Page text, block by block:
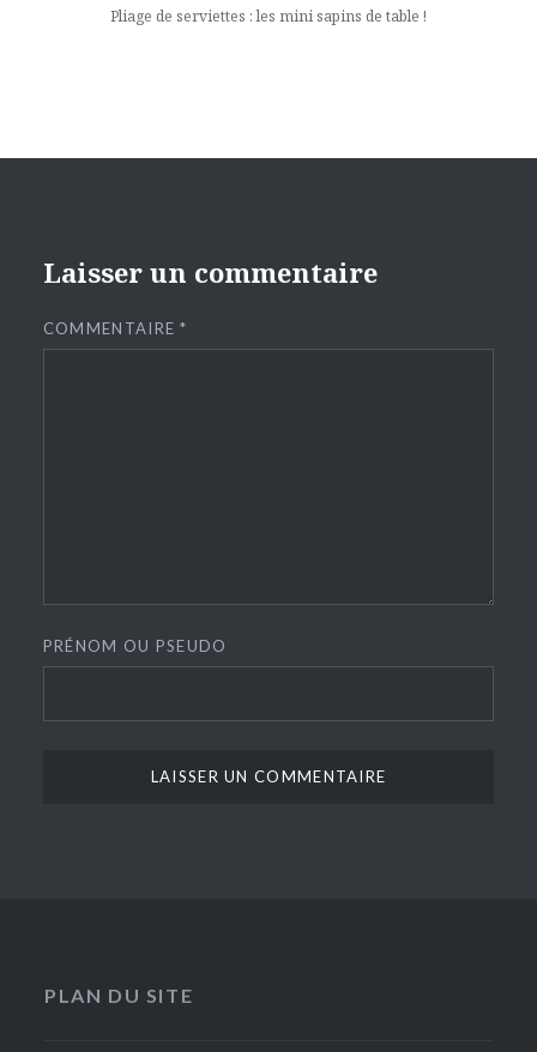
l’articlePliage de serviettes : les mini sapins de table !
Laisser un commentaire
COMMENTAIRE*
PRÉNOM OU PSEUDO
PLAN DU SITE